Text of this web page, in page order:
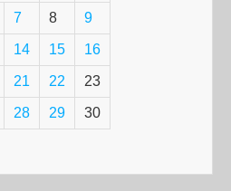
7 8 9
14 15 16
21 22 23
28 29 30